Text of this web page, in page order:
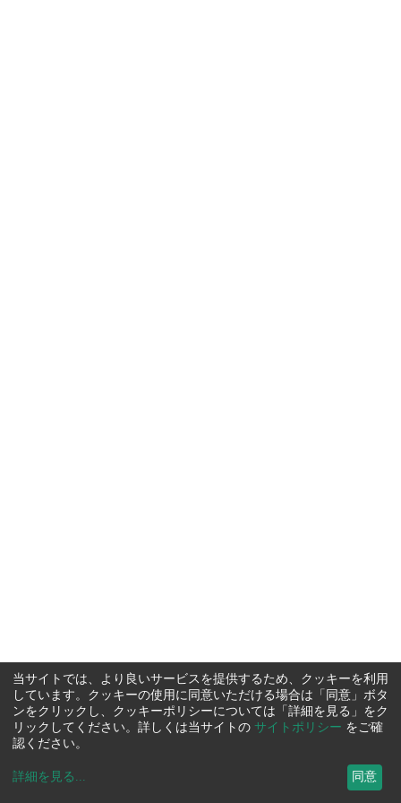
当サイトでは、より良いサービスを提供するため、クッキーを利用
しています。クッキーの使用に同意いただける場合は「同意」ボタ
ンをクリックし、クッキーポリシーについては「詳細を見る」をク
リックしてください。詳しくは当サイトの サイトポリシー をご確
認ください。
詳細を見る ... 同意